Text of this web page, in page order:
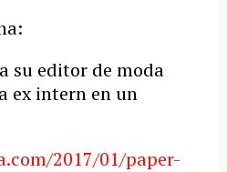
su editor de moda
ex intern en un
2017/01/paper-